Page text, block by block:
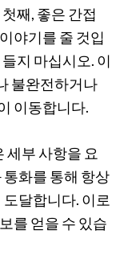
째, 좋은 간접
야기를 줄 것입
지 마십시오. 이
불완전하거나
이동합니다.
세부 사항을 요
통화를 통해 항상
도달합니다. 이로
를 얻을 수 있습